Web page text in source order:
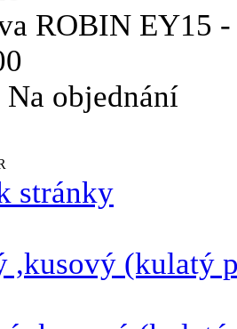
ROBIN EY15
Na objednání
stránky
,kusový (kulatý